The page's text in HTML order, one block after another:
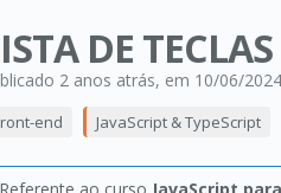
DE TECLAS
2 anos atrás, em 10/06/2024
end JavaScript & TypeScript